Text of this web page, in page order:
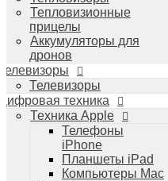
Тепловизионные
прицелы
Аккумуляторы для
дронов
Телевизоры
техника
Техника Apple
Телефоны
iPhone
Планшеты iPad
Компьютеры Mac